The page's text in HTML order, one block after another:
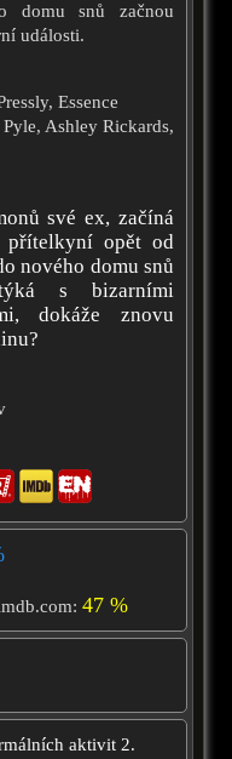
domu snů začnou
události.
Essence
Ashley Rickards,
své ex, začíná
opět od
nového domu snů
s bizarními
dokáže znovu
47 %
aktivit 2.